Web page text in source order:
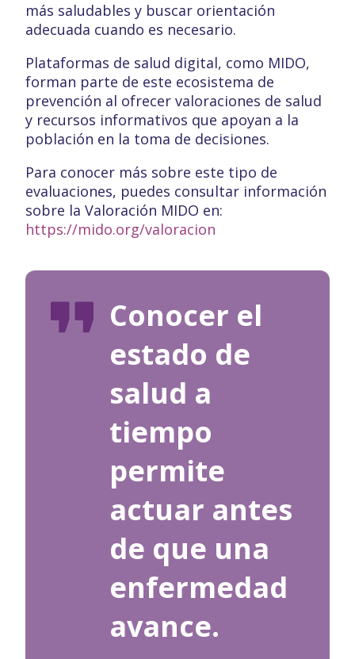
más saludables y buscar orientación
adecuada cuando es necesario.
Plataformas de salud digital, como MIDO,
forman parte de este ecosistema de
prevención al ofrecer valoraciones de salud
y recursos informativos que apoyan a la
población en la toma de decisiones.
Para conocer más sobre este tipo de
evaluaciones, puedes consultar información
sobre la Valoración MIDO en:
https://mido.org/valoracion
Conocer el
estado de
salud a
tiempo
permite
actuar antes
de que una
enfermedad
avance.